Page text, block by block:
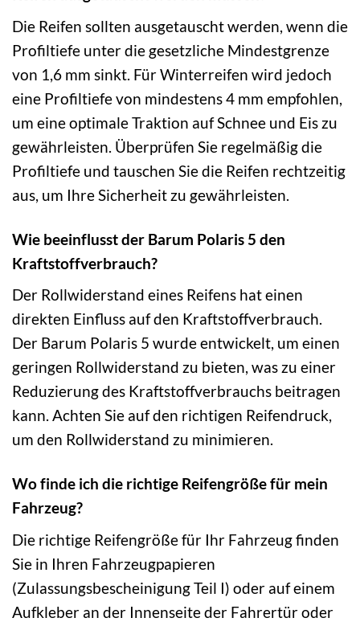
Die Reifen sollten ausgetauscht werden, wenn die
Profiltiefe unter die gesetzliche Mindestgrenze
von 1,6 mm sinkt. Für Winterreifen wird jedoch
eine Profiltiefe von mindestens 4 mm empfohlen,
um eine optimale Traktion auf Schnee und Eis zu
gewährleisten. Überprüfen Sie regelmäßig die
Profiltiefe und tauschen Sie die Reifen rechtzeitig
aus, um Ihre Sicherheit zu gewährleisten.
Wie beeinflusst der Barum Polaris 5 den
Kraftstoffverbrauch?
Der Rollwiderstand eines Reifens hat einen
direkten Einfluss auf den Kraftstoffverbrauch.
Der Barum Polaris 5 wurde entwickelt, um einen
geringen Rollwiderstand zu bieten, was zu einer
Reduzierung des Kraftstoffverbrauchs beitragen
kann. Achten Sie auf den richtigen Reifendruck,
um den Rollwiderstand zu minimieren.
Wo finde ich die richtige Reifengröße für mein
Fahrzeug?
Die richtige Reifengröße für Ihr Fahrzeug finden
Sie in Ihren Fahrzeugpapieren
(Zulassungsbescheinigung Teil I) oder auf einem
Aufkleber an der Innenseite der Fahrertür oder